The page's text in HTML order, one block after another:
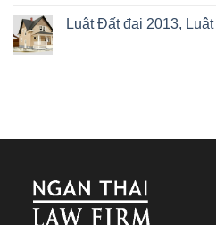
Luật Đất đai 2013,